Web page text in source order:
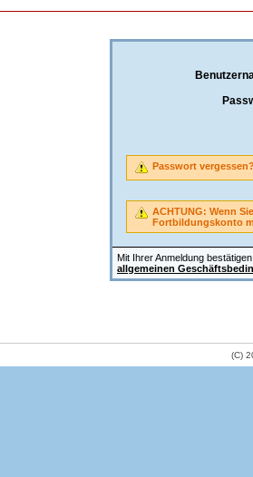
Mit Ihrer Anmeldung
allgemeinen
Passwort
ACHTUNG: Wenn
Fortbildungskonto
(C)